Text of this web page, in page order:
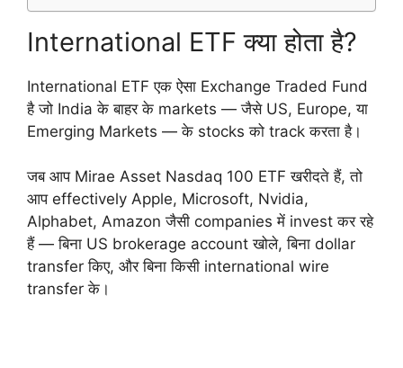
International ETF क्या होता है?
International ETF एक ऐसा Exchange Traded Fund
है जो India के बाहर के markets — जैसे US, Europe, या
Emerging Markets — के stocks को track करता है।
जब आप Mirae Asset Nasdaq 100 ETF खरीदते हैं, तो
आप effectively Apple, Microsoft, Nvidia,
Alphabet, Amazon जैसी companies में invest कर रहे
हैं — बिना US brokerage account खोले, बिना dollar
transfer किए, और बिना किसी international wire
transfer के।